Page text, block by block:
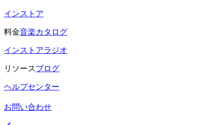
インストア
料金音楽カタログ
インストアラジオ
リソースブログ
ヘルプセンター
お問い合わせ